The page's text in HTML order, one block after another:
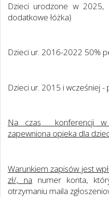
Dzieci urodzone w
dodatkowe łóżka)
Dzieci ur. 2016-2022 50%
Dzieci ur. 2015 i wcześniej -
Na czas
konferencji
zapewniona opieka dla
Warunkiem zapisów jest
zł/, na numer konta,
otrzymaniu maila